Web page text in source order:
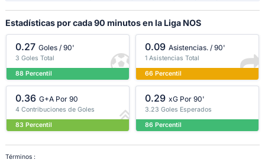
Estadísticas por cada 90 minutos en la Liga NOS
0.27 Goles / 90'
3 Goles Total
88 Percentil
0.09 Asistencias. / 90'
1 Asistencias Total
66 Percentil
0.36 G+A Por 90
4 Contribuciones de Goles
83 Percentil
0.29 xG Por 90'
3.23 Goles Esperados
86 Percentil
Términos :